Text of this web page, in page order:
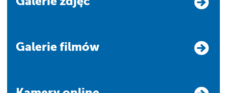
Galerie filmów